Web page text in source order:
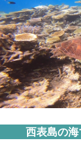
西表島の海